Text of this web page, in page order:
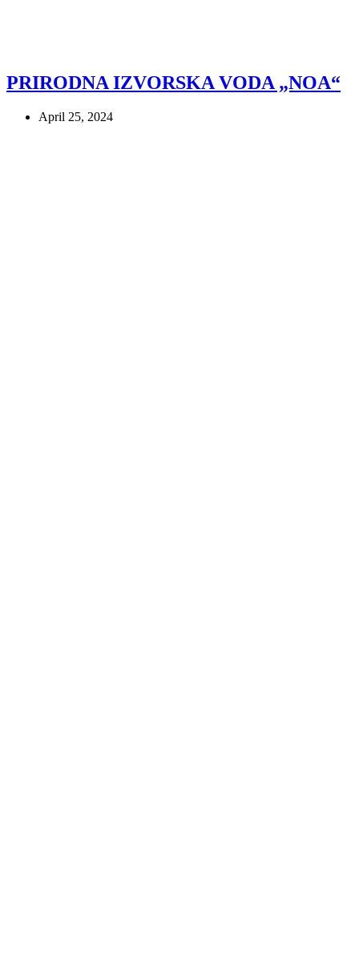
PRIRODNA IZVORSKA VODA „NOA“
April 25, 2024